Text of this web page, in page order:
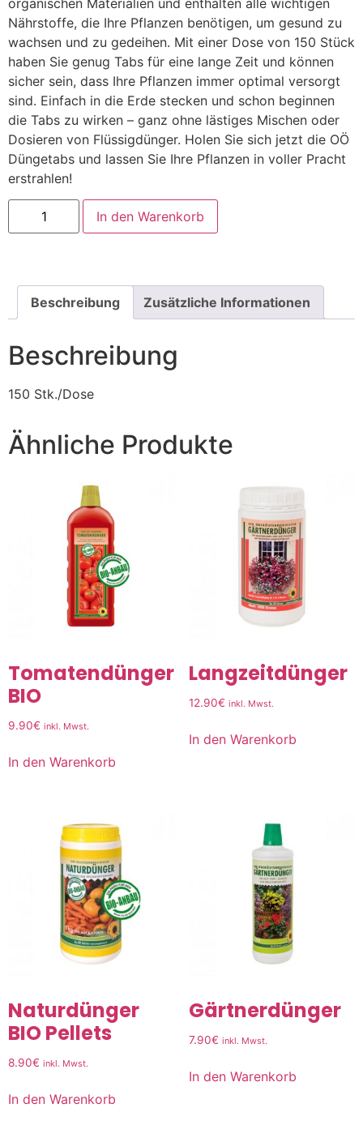
Nährstoffe, die Ihre Pflanzen benötigen, um gesund zu
wachsen und zu gedeihen. Mit einer Dose von 150 Stück
haben Sie genug Tabs für eine lange Zeit und können
sicher sein, dass Ihre Pflanzen immer optimal versorgt
sind. Einfach in die Erde stecken und schon beginnen
die Tabs zu wirken – ganz ohne lästiges Mischen oder
Dosieren von Flüssigdünger. Holen Sie sich jetzt die OÖ
Düngetabs und lassen Sie Ihre Pflanzen in voller Pracht
erstrahlen!
In den Warenkorb
Beschreibung Zusätzliche Informationen
Beschreibung
150 Stk./Dose
Ähnliche Produkte
Tomatendünger
BIO
9.90€ inkl. Mwst.
In den Warenkorb
Langzeitdünger
12.90€ inkl. Mwst.
In den Warenkorb
Naturdünger
BIO Pellets
8.90€ inkl. Mwst.
In den Warenkorb
Gärtnerdünger
7.90€ inkl. Mwst.
In den Warenkorb